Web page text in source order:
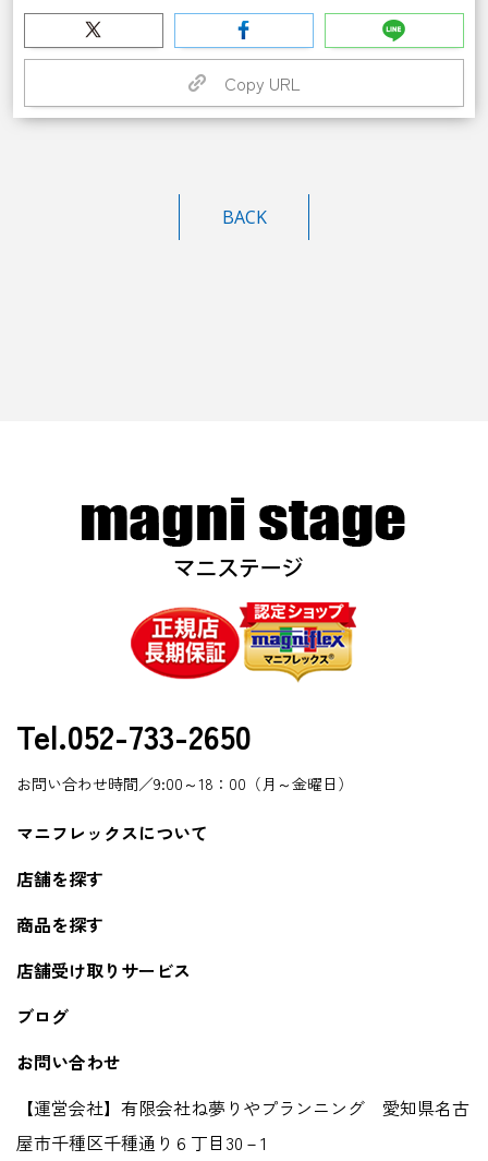
Copy URL
BACK
Tel.052-733-2650
お問い合わせ時間／9:00～18：00（月～金曜日）
マニフレックスについて
店舗を探す
商品を探す
店舗受け取りサービス
ブログ
お問い合わせ
【運営会社】有限会社ね夢りやプランニング 愛知県名古
屋市千種区千種通り６丁目30－1